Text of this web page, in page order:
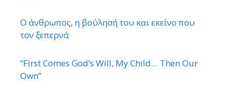
Ο άνθρωπος, η βούλησή του και εκείνο που
τον ξεπερνά
“First Comes God’s Will, My Child… Then Our
Own”